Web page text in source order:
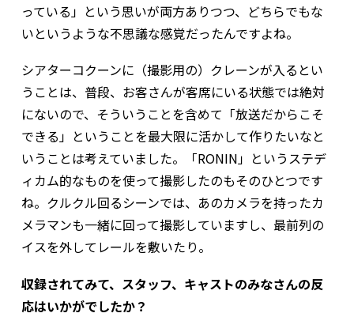
っている」という思いが両方ありつつ、どちらでもな
いというような不思議な感覚だったんですよね。
シアターコクーンに（撮影用の）クレーンが入るとい
うことは、普段、お客さんが客席にいる状態では絶対
にないので、そういうことを含めて「放送だからこそ
できる」ということを最大限に活かして作りたいなと
いうことは考えていました。「RONIN」というステデ
ィカム的なものを使って撮影したのもそのひとつです
ね。クルクル回るシーンでは、あのカメラを持ったカ
メラマンも一緒に回って撮影していますし、最前列の
イスを外してレールを敷いたり。
――収録されてみて、スタッフ、キャストのみなさんの反
応はいかがでしたか？